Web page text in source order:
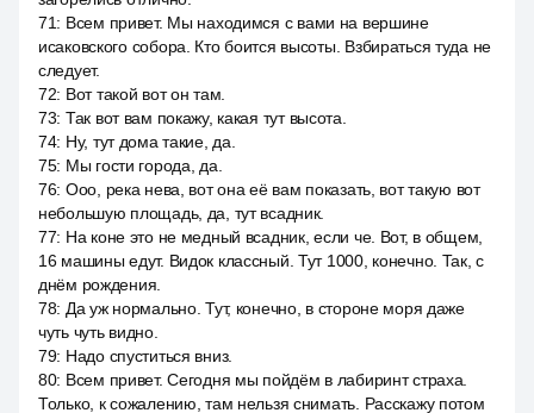
71: Всем привет. Мы находимся с вами на вершине
исаковского собора. Кто боится высоты. Взбираться туда не
следует.
72: Вот такой вот он там.
73: Так вот вам покажу, какая тут высота.
74: Ну, тут дома такие, да.
75: Мы гости города, да.
76: Ооо, река нева, вот она её вам показать, вот такую вот
небольшую площадь, да, тут всадник.
77: На коне это не медный всадник, если че. Вот, в общем,
16 машины едут. Видок классный. Тут 1000, конечно. Так, с
днём рождения.
78: Да уж нормально. Тут, конечно, в стороне моря даже
чуть чуть видно.
79: Надо спуститься вниз.
80: Всем привет. Сегодня мы пойдём в лабиринт страха.
Только, к сожалению, там нельзя снимать. Расскажу потом